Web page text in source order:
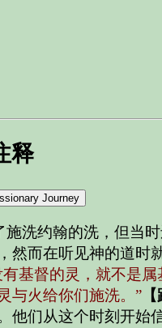
释
洗约翰的洗，但当
而在听见神的道
基督的灵，就不是属
与火给你们施洗。”
们从这个时刻开